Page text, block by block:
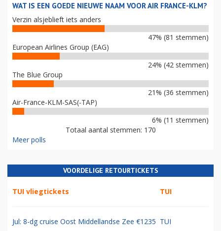
WAT IS EEN GOEDE NIEUWE NAAM VOOR AIR FRANCE-KLM?
Verzin alsjeblieft iets anders
47% (81 stemmen)
European Airlines Group (EAG)
24% (42 stemmen)
The Blue Group
21% (36 stemmen)
Air-France-KLM-SAS(-TAP)
6% (11 stemmen)
Totaal aantal stemmen: 170
Meer polls
VOORDELIGE RETOURTICKETS
TUI vliegtickets TUI
Jul: 8-dg cruise Oost Middellandse Zee €1235 TUI